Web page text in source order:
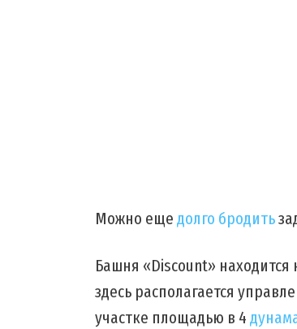
Можно ещедолго бродить
Башня «Discount»
здесь располагается
участке площадью в 4